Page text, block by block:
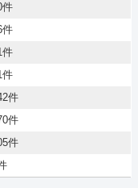
件
件
件
件
件
件
件